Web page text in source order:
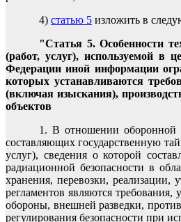
4) статью 5 изложить в
"Статья 5. Особенности
(работ, услуг), используемой в
Федерации иной информации
которых устанавливаются
(включая изыскания),
объектов
1. В отношении оборонной
составляющих государственную
услуг), сведения о которой
радиационной безопасности в
хранения, перевозки, реализации,
регламентов являются
обороны, внешней разведки,
регулирования безопасности при